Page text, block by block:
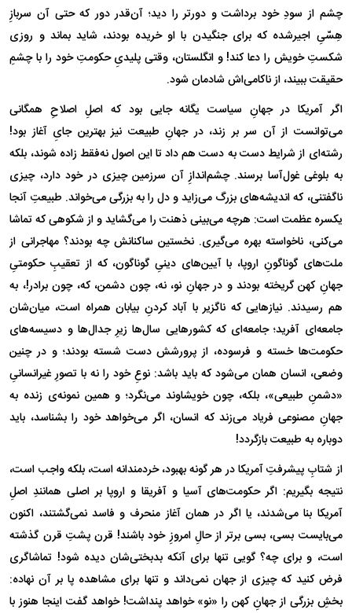
چشم از سودِ خود برداشت و دورتر را دید؛ آن‌قدر دور که حتی آن سربازِ
هِسّیِ اجیرشده که برای جنگیدن با او خریده بودند، شاید بماند و روزی
شکستِ خویش را دعا کند! و انگلستان، وقتی پلیدیِ حکومتِ خود را با چشمِ
حقیقت ببیند، از ناکامی‌اش شادمان شود.
اگر آمریکا در جهانِ سیاست یگانه جایی بود که اصلِ اصلاحِ همگانی
می‌توانست از آن سر بر زند، در جهانِ طبیعت نیز بهترین جایِ آغاز بود!
رشته‌ای از شرایط دست به دست هم داد تا این اصول نه‌فقط زاده شوند، بلکه
به بلوغی غول‌آسا برسند. چشم‌اندازِ آن سرزمین چیزی در خود دارد، چیزی
ناگفتنی، که اندیشه‌های بزرگ می‌زاید و دل را به بزرگی می‌خواند. طبیعتِ آنجا
یکسره عظمت است: هرچه می‌بینی ذهنت را می‌گشاید و از شکوهی که تماشا
می‌کنی، ناخواسته بهره می‌گیری. نخستین ساکنانش چه بودند؟ مهاجرانی از
ملت‌های گوناگونِ اروپا، با آیین‌های دینیِ گوناگون، که از تعقیبِ حکومتیِ
جهانِ کهن گریخته بودند و در جهانِ نو، نه، چون دشمن، که، چون برادر!، به
هم رسیدند. نیاز‌هایی که ناگزیر با آباد کردنِ بیابان همراه است، میان‌شان
جامعه‌ای آفرید؛ جامعه‌ای که کشور‌هایی سال‌ها زیرِ جدال‌ها و دسیسه‌های
حکومت‌ها خسته و فرسوده، از پرورشش دست شسته بودند؛ و در چنین
وضعی، انسان همان می‌شود که باید باشد: نوعِ خود را نه با تصورِ غیرانسانیِ
«دشمنِ طبیعی»، بلکه، چون خویشاوند می‌نگرد؛ و همین نمونه‌ی زنده به
جهانِ مصنوعی فریاد می‌زند که انسان، اگر می‌خواهد خود را بشناسد، باید
دوباره به طبیعت بازگردد!
از شتابِ پیشرفتِ آمریکا در هر گونه بهبود، خردمندانه است، بلکه واجب است،
نتیجه بگیریم: اگر حکومت‌های آسیا و آفریقا و اروپا بر اصلی همانندِ اصلِ
آمریکا بنا می‌شدند، یا اگر در همان آغاز منحرف و فاسد نمی‌گشتند، اکنون
می‌بایست بسی، بسی برتر از حالِ امروزِ خود باشند! قرن پشتِ قرن گذشته
است، و برای چه؟ گویی تنها برای آنکه بدبختی‌شان دیده شود! تماشاگری
فرض کنید که چیزی از جهان نمی‌داند و تنها برای مشاهده پا بر آن نهاده:
بخشِ بزرگی از جهانِ کهن را «نو» خواهد پنداشت! خواهد گفت اینجا هنوز با